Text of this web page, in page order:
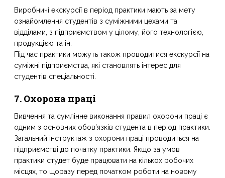
Виробничі екскурсії в період практики мають за мету
ознайомлення студентів з суміжними цехами та
відділами, з підприємством у цілому, його технологією,
продукцією та ін.
Під час практики можуть також проводитися екскурсії на
суміжні підприємства, які становлять інтерес для
студентів спеціальності.
7. Охорона праці
Вивчення та сумлінне виконання правил охорони праці є
одним з основних обов’язків студента в період практики.
Загальний інструктаж з охорони праці проводиться на
підприємстві до початку практики. Якщо за умов
практики студет буде працювати на кількох робочих
місцях, то щоразу перед початком роботи на новому